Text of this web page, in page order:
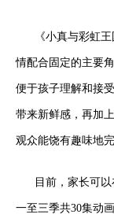
《小真与彩虹王
情配合固定的主要
便于孩子理解和接
带来新鲜感，再加
观众能饶有趣味地
目前，家长可以
一至三季共30集动